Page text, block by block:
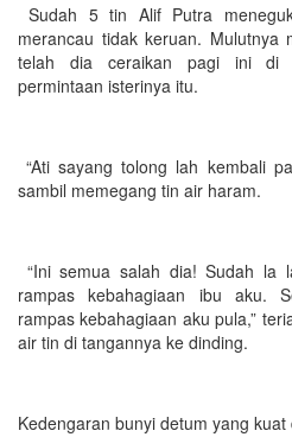
Sudah 5 tin Alif Putra
merancau tidak keruan. Mulutnya
telah dia ceraikan pagi ini di
permintaan isterinya itu.
“Ati sayang tolong lah kembali
sambil memegang tin air haram.
“Ini semua salah dia! Sudah la
rampas kebahagiaan ibu aku.
rampas kebahagiaan aku pula,”
air tin di tangannya ke dinding.
Kedengaran bunyi detum yang kuat